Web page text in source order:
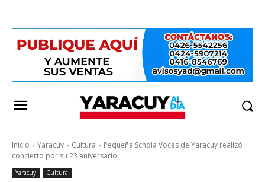
Inicio Yaracuy Cultura
Pequeña Schola Voces de Yaracuy realizó
concierto por su 23 aniversario
Yaracuy Cultura